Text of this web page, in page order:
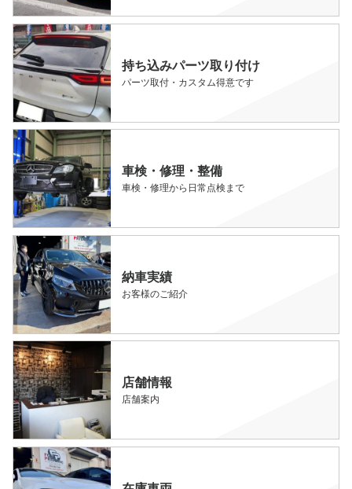
持ち込みパーツ取り付け
パーツ取付・カスタム得意です
車検・修理・整備
車検・修理から日常点検まで
納車実績
お客様のご紹介
店舗情報
店舗案内